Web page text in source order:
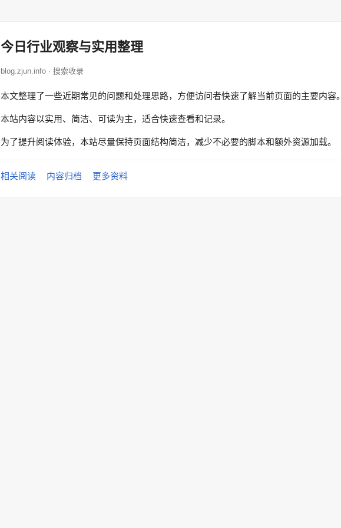
今日行业观察与实用整理
blog.zjun.info · 搜索收录
本文整理了一些近期常见的问题和处理思路，方便访问者快速了解当前页面的主要内容。
本站内容以实用、简洁、可读为主，适合快速查看和记录。
为了提升阅读体验，本站尽量保持页面结构简洁，减少不必要的脚本和额外资源加载。
相关阅读 内容归档 更多资料